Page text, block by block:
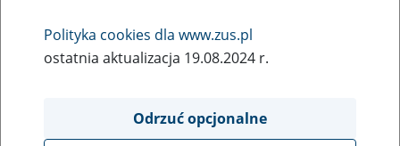
Rodzaj wydarzenia
Szkolenia
obsługa klientów
Polityka cookies dla www.zus.pl
ostatnia aktualizacja 19.08.2024 r.
Odrzuć opcjonalne